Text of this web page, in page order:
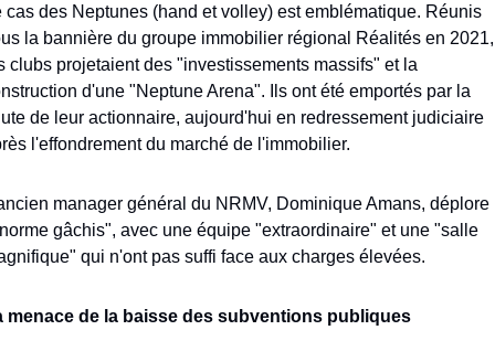
cas des Neptunes (hand et volley) est emblématique. Réunis
la bannière du groupe immobilier régional Réalités en 2021,
clubs projetaient des "investissements massifs" et la
d'une "Neptune Arena". Ils ont été emportés par la
de leur actionnaire, aujourd'hui en redressement judiciaire
l'effondrement du marché de l'immobilier.
manager général du NRMV, Dominique Amans, déplore
gâchis", avec une équipe "extraordinaire" et une "salle
qui n'ont pas suffi face aux charges élevées.
menace de la baisse des subventions publiques